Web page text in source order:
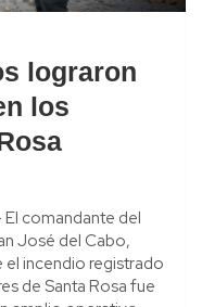
lograron
los
El comandante del
José del Cabo,
el incendio registrado
de Santa Rosa fue